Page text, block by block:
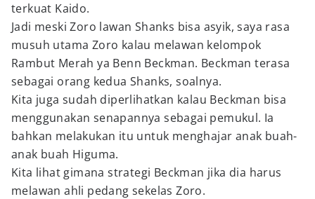
terkuat Kaido.
Jadi meski Zoro lawan Shanks bisa asyik, saya rasa
musuh utama Zoro kalau melawan kelompok
Rambut Merah ya Benn Beckman. Beckman terasa
sebagai orang kedua Shanks, soalnya.
Kita juga sudah diperlihatkan kalau Beckman bisa
menggunakan senapannya sebagai pemukul. Ia
bahkan melakukan itu untuk menghajar anak buah-
anak buah Higuma.
Kita lihat gimana strategi Beckman jika dia harus
melawan ahli pedang sekelas Zoro.